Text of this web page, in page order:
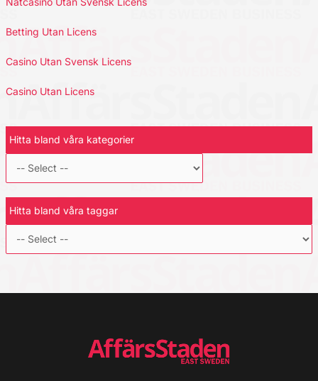
Betting Utan Licens
Casino Utan Svensk Licens
Casino Utan Licens
Hitta bland våra kategorier
Hitta bland våra taggar